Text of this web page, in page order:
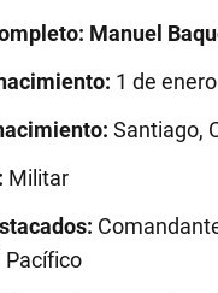
Manuel
1 de
Santiago,
Militar
Pacífico